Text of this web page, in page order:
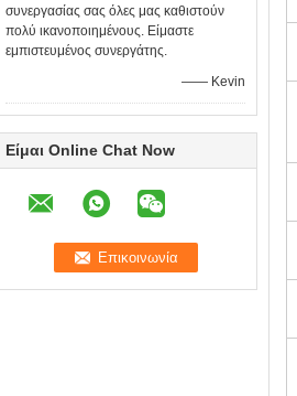
συνεργασίας σας όλες μας καθιστούν
πολύ ικανοποιημένους. Είμαστε
εμπιστευμένος συνεργάτης.
—— Kevin
Είμαι Online Chat Now